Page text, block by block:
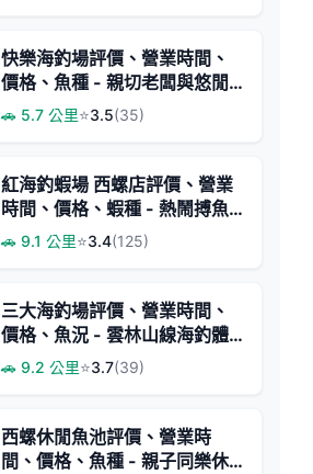
快樂海釣場評價、營業時間、
價格、魚種 - 親切老闆與悠閒
海釣體驗
🚗 5.7 公里⭐3.5(35)
紅海釣蝦場 西螺店評價、營業
時間、價格、蝦種 - 熱鬧搏魚
體驗與親切服務
🚗 9.1 公里⭐3.4(125)
三大海釣場評價、營業時間、
價格、魚況 - 雲林山線海釣體
🚗 9.2 公里⭐3.7(39)
西螺休閒魚池評價、營業時
間、價格、魚種 - 親子同樂休